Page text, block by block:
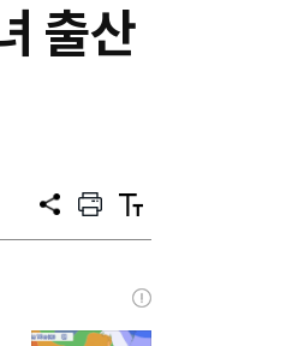
출산
공
프
트
텍
트